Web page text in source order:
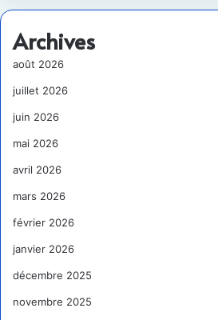
Archives
août 2026
juillet 2026
juin 2026
mai 2026
avril 2026
mars 2026
février 2026
janvier 2026
décembre 2025
novembre 2025